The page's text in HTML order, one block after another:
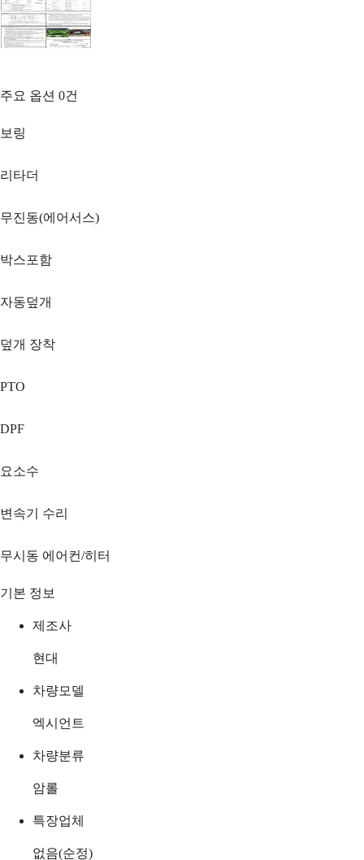
주요 옵션 0건
보링
리타더
무진동(에어서스)
박스포함
자동덮개
덮개 장착
PTO
DPF
요소수
변속기 수리
무시동 에어컨/히터
기본 정보
제조사
현대
차량모델
엑시언트
차량분류
암롤
특장업체
없음(순정)